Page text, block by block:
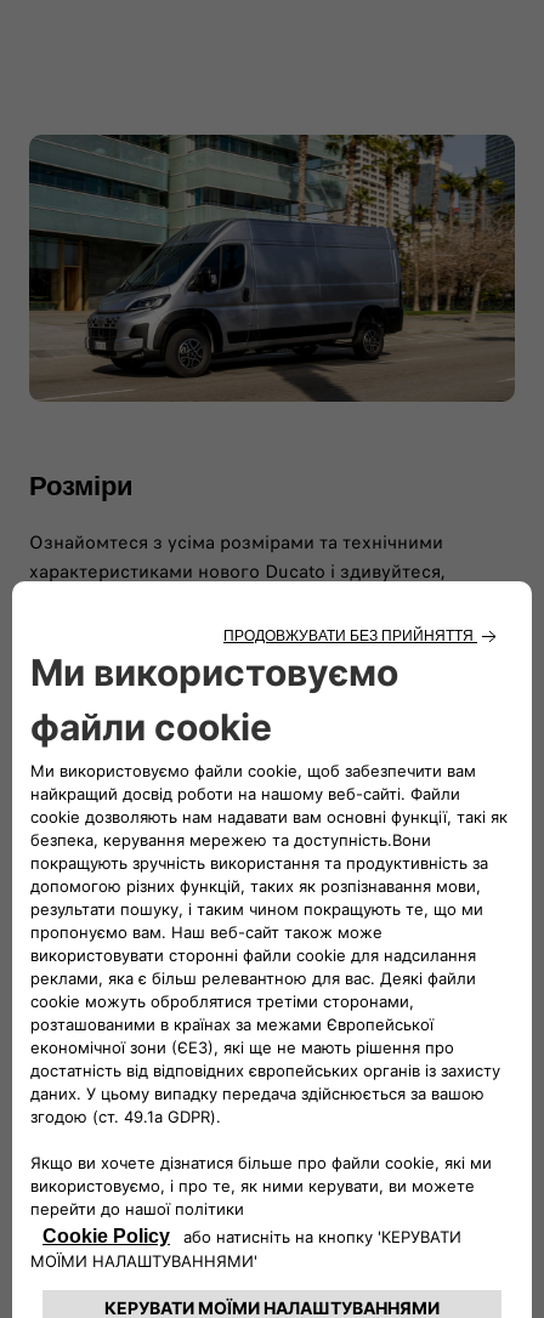
Розміри
Ознайомтеся з усіма розмірами та технічними
характеристиками нового Ducato і здивуйтеся,
ДІЗНАЙТЕСЯ БІЛЬШЕ
How the new Ducato looks like
Van